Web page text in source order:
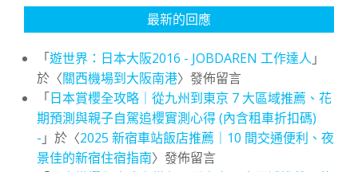
最新的回應
「遊世界：日本大阪2016 - JOBDAREN 工作達人 」
於〈關西機場到大阪南港〉發佈留言
「日本賞櫻全攻略｜從九州到東京 7 大區域推薦、花
期預測與親子自駕追櫻實測心得 (內含租車折扣碼)
- 」於〈2025 新宿車站飯店推薦｜10 間交通便利、夜
景佳的新宿住宿指南〉發佈留言